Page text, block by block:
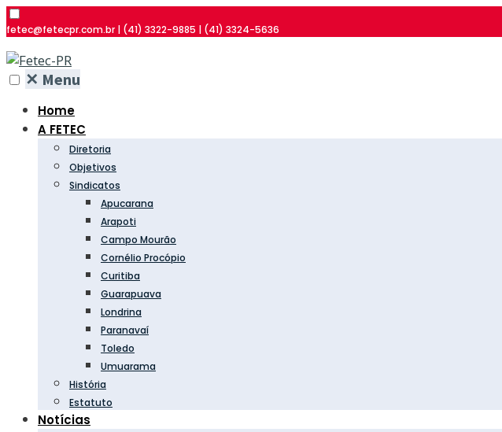
fetec@fetecpr.com.br | (41) 3322-9885 | (41) 3324-5636
✕ Menu
Home
A FETEC
Diretoria
Objetivos
Sindicatos
Apucarana
Arapoti
Campo Mourão
Cornélio Procópio
Curitiba
Guarapuava
Londrina
Paranavaí
Toledo
Umuarama
História
Estatuto
Notícias